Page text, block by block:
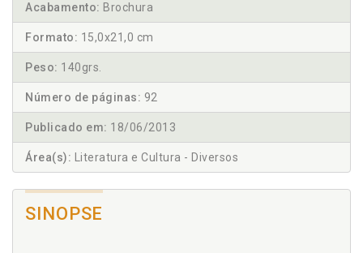
Acabamento: Brochura
Formato: 15,0x21,0 cm
Peso: 140grs.
Número de páginas: 92
Publicado em: 18/06/2013
Área(s): Literatura e Cultura - Diversos
SINOPSE